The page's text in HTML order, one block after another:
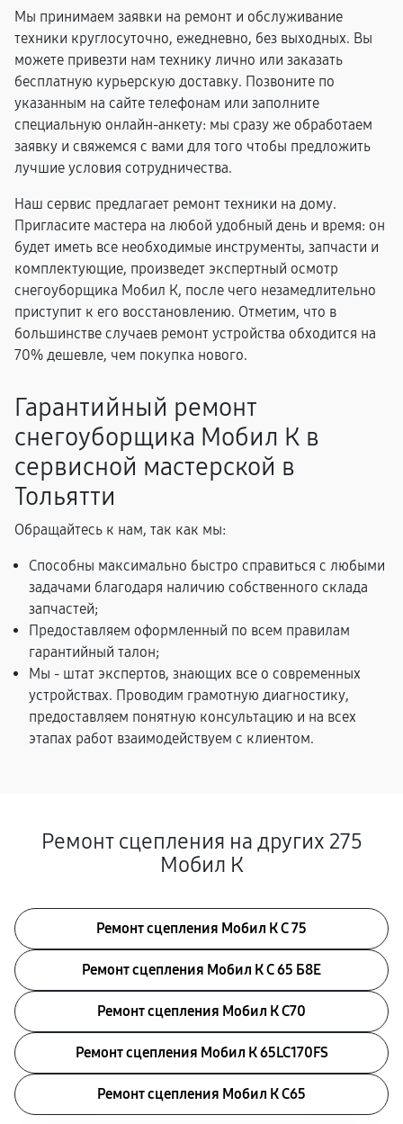
Мы принимаем заявки на ремонт и обслуживание
техники круглосуточно, ежедневно, без выходных. Вы
можете привезти нам технику лично или заказать
бесплатную курьерскую доставку. Позвоните по
указанным на сайте телефонам или заполните
специальную онлайн-анкету: мы сразу же обработаем
заявку и свяжемся с вами для того чтобы предложить
лучшие условия сотрудничества.
Наш сервис предлагает ремонт техники на дому.
Пригласите мастера на любой удобный день и время: он
будет иметь все необходимые инструменты, запчасти и
комплектующие, произведет экспертный осмотр
снегоуборщика Мобил К, после чего незамедлительно
приступит к его восстановлению. Отметим, что в
большинстве случаев ремонт устройства обходится на
70% дешевле, чем покупка нового.
Гарантийный ремонт
снегоуборщика Мобил К в
сервисной мастерской в
Тольятти
Обращайтесь к нам, так как мы:
Способны максимально быстро справиться с любыми
задачами благодаря наличию собственного склада
запчастей;
Предоставляем оформленный по всем правилам
гарантийный талон;
Мы - штат экспертов, знающих все о современных
устройствах. Проводим грамотную диагностику,
предоставляем понятную консультацию и на всех
этапах работ взаимодействуем с клиентом.
Ремонт сцепления на других 275
Мобил К
Ремонт сцепления Мобил К С 75
Ремонт сцепления Мобил К С 65 Б8Е
Ремонт сцепления Мобил К С70
Ремонт сцепления Мобил К 65LC170FS
Ремонт сцепления Мобил К С65